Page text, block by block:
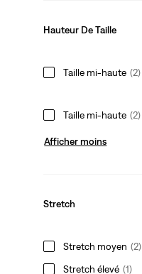
Hauteur De Taille
Taille mi‑haute (2)
Taille mi‑haute (2)
Afficher moins
Stretch
Stretch moyen (2)
Stretch élevé (1)